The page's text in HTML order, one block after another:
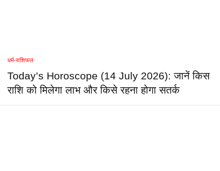
धर्म-राशिफल
Today’s Horoscope (14 July 2026): जानें किस
राशि को मिलेगा लाभ और किसे रहना होगा सतर्क